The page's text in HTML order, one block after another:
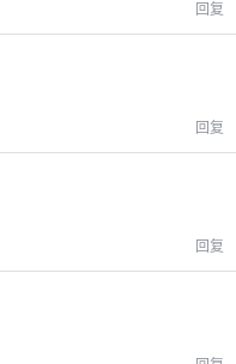
回复
回复
回复